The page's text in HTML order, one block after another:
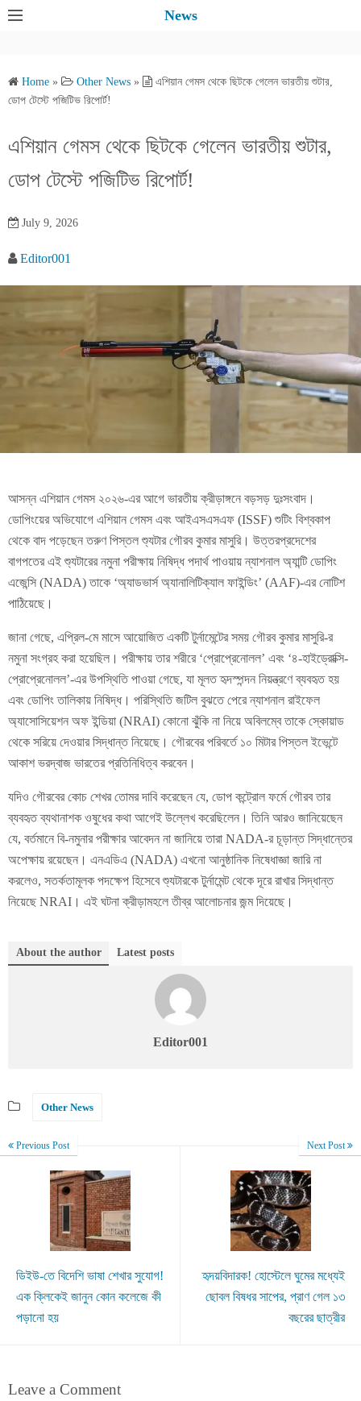
News
Home » Other News »
এশিয়ান গেমস থেকে ছিটকে গেলেন ভারতীয় শুটার,
ডোপ টেস্টে পজিটিভ রিপোর্ট!
এশিয়ান গেমস থেকে ছিটকে গেলেন ভারতীয় শুটার,
ডোপ টেস্টে পজিটিভ রিপোর্ট!
July 9, 2026
Editor001
আসন্ন এশিয়ান গেমস ২০২৬-এর আগে ভারতীয় ক্রীড়াঙ্গনে বড়সড় দুঃসংবাদ।
ডোপিংয়ের অভিযোগে এশিয়ান গেমস এবং আইএসএসএফ (ISSF) শুটিং বিশ্বকাপ
থেকে বাদ পড়েছেন তরুণ পিস্তল শ্যুটার গৌরব কুমার মাসুরি। উত্তরপ্রদেশের
বাগপতের এই শ্যুটারের নমুনা পরীক্ষায় নিষিদ্ধ পদার্থ পাওয়ায় ন্যাশনাল অ্যান্টি ডোপিং
এজেন্সি (NADA) তাকে ‘অ্যাডভার্স অ্যানালিটিক্যাল ফাইন্ডিং’ (AAF)-এর নোটিশ
পাঠিয়েছে।
জানা গেছে, এপ্রিল-মে মাসে আয়োজিত একটি টুর্নামেন্টের সময় গৌরব কুমার মাসুরি-র
নমুনা সংগ্রহ করা হয়েছিল। পরীক্ষায় তার শরীরে ‘প্রোপ্রেনোলল’ এবং ‘৪-হাইড্রোক্সি-
প্রোপ্রেনোলল’-এর উপস্থিতি পাওয়া গেছে, যা মূলত হৃদস্পন্দন নিয়ন্ত্রণে ব্যবহৃত হয়
এবং ডোপিং তালিকায় নিষিদ্ধ। পরিস্থিতি জটিল বুঝতে পেরে ন্যাশনাল রাইফেল
অ্যাসোসিয়েশন অফ ইন্ডিয়া (NRAI) কোনো ঝুঁকি না নিয়ে অবিলম্বে তাকে স্কোয়াড
থেকে সরিয়ে দেওয়ার সিদ্ধান্ত নিয়েছে। গৌরবের পরিবর্তে ১০ মিটার পিস্তল ইভেন্টে
আকাশ ভরদ্বাজ ভারতের প্রতিনিধিত্ব করবেন।
যদিও গৌরবের কোচ শেখর তোমর দাবি করেছেন যে, ডোপ কন্ট্রোল ফর্মে গৌরব তার
ব্যবহৃত ব্যথানাশক ওষুধের কথা আগেই উল্লেখ করেছিলেন। তিনি আরও জানিয়েছেন
যে, বর্তমানে বি-নমুনার পরীক্ষার আবেদন না জানিয়ে তারা NADA-র চূড়ান্ত সিদ্ধান্তের
অপেক্ষায় রয়েছেন। এনএডিএ (NADA) এখনো আনুষ্ঠানিক নিষেধাজ্ঞা জারি না
করলেও, সতর্কতামূলক পদক্ষেপ হিসেবে শ্যুটারকে টুর্নামেন্ট থেকে দূরে রাখার সিদ্ধান্ত
নিয়েছে NRAI। এই ঘটনা ক্রীড়ামহলে তীব্র আলোচনার জন্ম দিয়েছে।
About the author Latest posts
Editor001
Other News
Previous Post
ডিইউ-তে বিদেশি ভাষা শেখার সুযোগ!
এক ক্লিকেই জানুন কোন কলেজে কী
পড়ানো হয়
Next Post
হৃদয়বিদারক! হোস্টেলে ঘুমের মধ্যেই
ছোবল বিষধর সাপের, প্রাণ গেল ১৩
বছরের ছাত্রীর
Leave a Comment